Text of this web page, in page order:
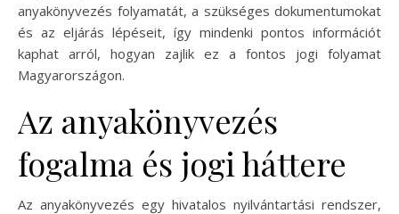
anyakönyvezés folyamatát, a szükséges dokumentumokat
és az eljárás lépéseit, így mindenki pontos információt
kaphat arról, hogyan zajlik ez a fontos jogi folyamat
Magyarországon.
Az anyakönyvezés
fogalma és jogi háttere
Az anyakönyvezés egy hivatalos nyilvántartási rendszer,